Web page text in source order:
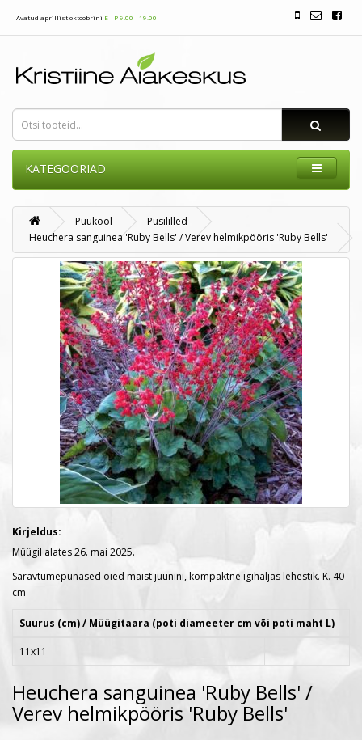
Avatud aprillist oktoobrini E - P 9.00 - 19.00
KATEGOORIAD
Puukool
Püsililled
Heuchera sanguinea 'Ruby Bells' / Verev helmikpööris 'Ruby Bells'
Kirjeldus:
Müügil alates 26. mai 2025.
Säravtumepunased õied maist juunini, kompaktne igihaljas lehestik. K. 40
cm
Suurus (cm) / Müügitaara (poti diameeter cm või poti maht L)
11x11
Heuchera sanguinea 'Ruby Bells' /
Verev helmikpööris 'Ruby Bells'